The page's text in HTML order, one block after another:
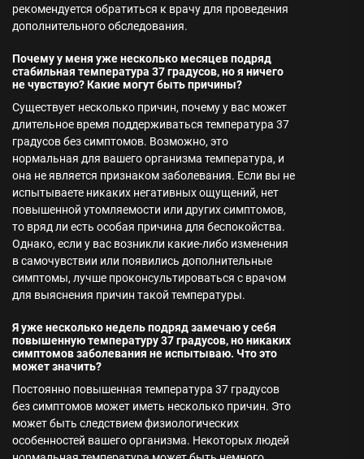
рекомендуется обратиться к врачу для проведения
дополнительного обследования.
Почему у меня уже несколько месяцев подряд
стабильная температура 37 градусов, но я ничего
не чувствую? Какие могут быть причины?
Существует несколько причин, почему у вас может
длительное время поддерживаться температура 37
градусов без симптомов. Возможно, это
нормальная для вашего организма температура, и
она не является признаком заболевания. Если вы не
испытываете никаких негативных ощущений, нет
повышенной утомляемости или других симптомов,
то вряд ли есть особая причина для беспокойства.
Однако, если у вас возникли какие-либо изменения
в самочувствии или появились дополнительные
симптомы, лучше проконсультироваться с врачом
для выяснения причин такой температуры.
Я уже несколько недель подряд замечаю у себя
повышенную температуру 37 градусов, но никаких
симптомов заболевания не испытываю. Что это
может значить?
Постоянно повышенная температура 37 градусов
без симптомов может иметь несколько причин. Это
может быть следствием физиологических
особенностей вашего организма. Некоторых людей